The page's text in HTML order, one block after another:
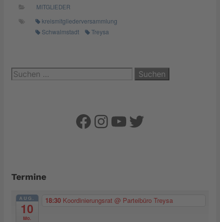
MITGLIEDER
kreismitgliederversammlung
Schwalmstadt
Treysa
Suchen
nach:
Facebook
Instagram
YouTube
Twitter
Termine
AUG.
10
Mo.
18:30 Koordinierungsrat @ Parteibüro Treysa